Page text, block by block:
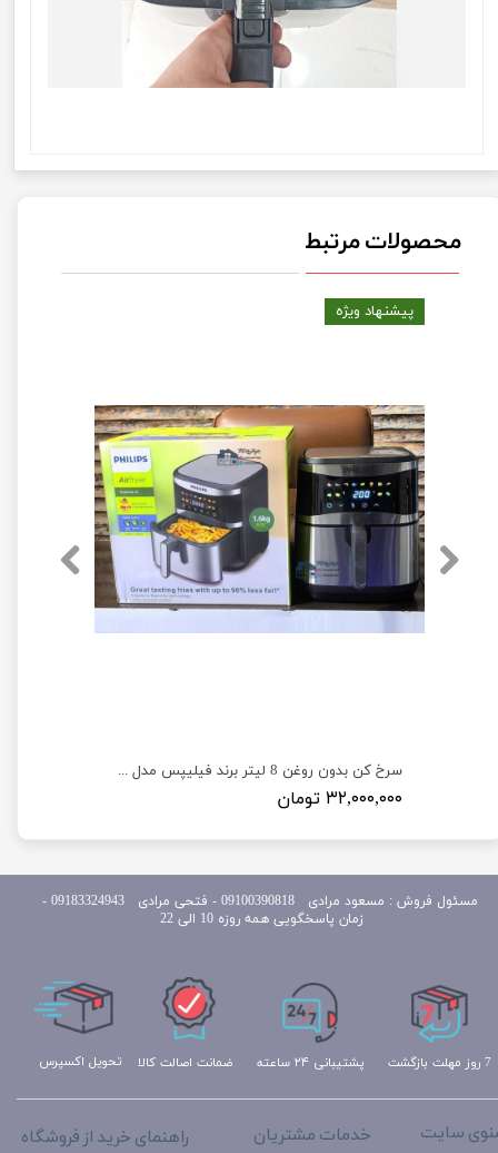
محصولات مرتبط
سرخ کن بدون روغن 8 لیتر برند فیلیپس مدل philips Y.9090
۳۲,۰۰۰,۰۰۰ تومان
پیشنهاد ویژه
تحویل اکسپرس پشتیبانی ۲۴ ساعته 7 روز مهلت بازگشت ضمانت اصالت کالا
راهنمای خرید از فروشگاه خدمات مشتریان سایت
مسئول
فروش : مسعود مرادی 09100390818​​​​​​​ ​​​​​​​- فتحی مرادی 09183324943 -
زمان پاسخگویی همه روزه 10 الی 22